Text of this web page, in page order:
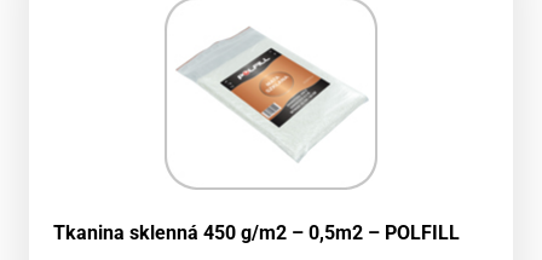
Tkanina sklenná 450 g/m2 – 0,5m2 – POLFILL